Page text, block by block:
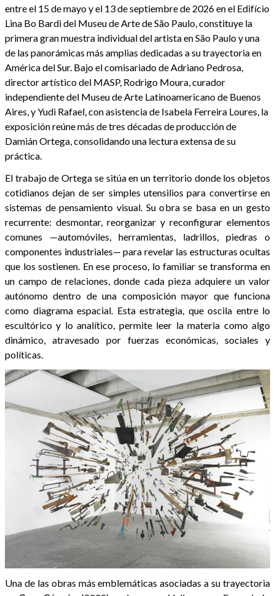
entre el 15 de mayo y el 13 de septiembre de 2026 en el Edifício
Lina Bo Bardi del Museu de Arte de São Paulo, constituye la
primera gran muestra individual del artista en São Paulo y una
de las panorámicas más amplias dedicadas a su trayectoria en
América del Sur. Bajo el comisariado de Adriano Pedrosa,
director artístico del MASP, Rodrigo Moura, curador
independiente del Museu de Arte Latinoamericano de Buenos
Aires, y Yudi Rafael, con asistencia de Isabela Ferreira Loures, la
exposición reúne más de tres décadas de producción de
Damián Ortega, consolidando una lectura extensa de su
práctica.
El trabajo de Ortega se sitúa en un territorio donde los objetos
cotidianos dejan de ser simples utensilios para convertirse en
sistemas de pensamiento visual. Su obra se basa en un gesto
recurrente: desmontar, reorganizar y reconfigurar elementos
comunes —automóviles, herramientas, ladrillos, piedras o
componentes industriales— para revelar las estructuras ocultas
que los sostienen. En ese proceso, lo familiar se transforma en
un campo de relaciones, donde cada pieza adquiere un valor
autónomo dentro de una composición mayor que funciona
como diagrama espacial. Esta estrategia, que oscila entre lo
escultórico y lo analítico, permite leer la materia como algo
dinámico, atravesado por fuerzas económicas, sociales y
políticas.
Una de las obras más emblemáticas asociadas a su trayectoria